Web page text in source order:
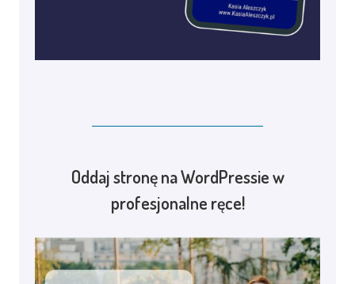
Oddaj stronę na WordPressie w
profesjonalne ręce!